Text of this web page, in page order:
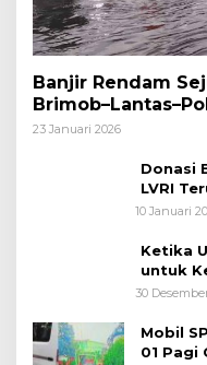
Banjir Rendam
Polri Siagakan
23 Januari 2026
Donasi
LVRI
10 Januari
Ketika
untuk
30
Mobil
01 Pagi